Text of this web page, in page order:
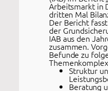
Arbeitsmarkt in
dritten Mal
Der Bericht
der
IAB aus den
zusammen.
Befunde zu
Struktur
Beratung